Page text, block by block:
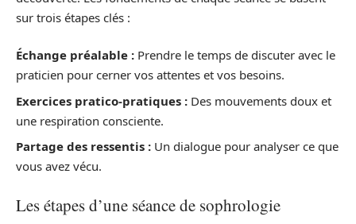
sur trois étapes clés :
Échange préalable : Prendre le temps de discuter avec le
praticien pour cerner vos attentes et vos besoins.
Exercices pratico-pratiques : Des mouvements doux et
une respiration consciente.
Partage des ressentis : Un dialogue pour analyser ce que
vous avez vécu.
Les étapes d’une séance de sophrologie